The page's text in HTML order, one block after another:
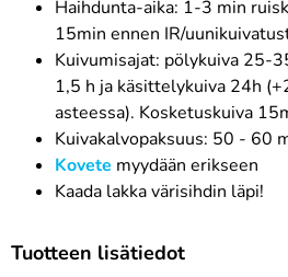
Haihdunta-aika: 1-3 min
15min ennen IR/
Kuivumisajat: pölykuiva 25-
1,5 h ja käsittelykuiva 24h
asteessa). Kosketuskuiva
Kuivakalvopaksuus: 50 - 60
Kovete myydään erikseen
Kaada lakka värisihdin läpi!
Tuotteen lisätiedot